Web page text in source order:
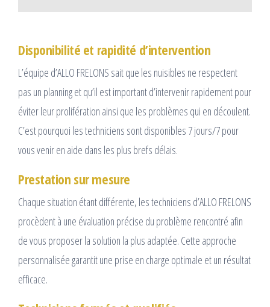
Disponibilité et rapidité d’intervention
L’équipe d’ALLO FRELONS sait que les nuisibles ne respectent
pas un planning et qu’il est important d’intervenir rapidement pour
éviter leur prolifération ainsi que les problèmes qui en découlent.
C’est pourquoi les techniciens sont disponibles 7 jours/7 pour
vous venir en aide dans les plus brefs délais.
Prestation sur mesure
Chaque situation étant différente, les techniciens d’ALLO FRELONS
procèdent à une évaluation précise du problème rencontré afin
de vous proposer la solution la plus adaptée. Cette approche
personnalisée garantit une prise en charge optimale et un résultat
efficace.